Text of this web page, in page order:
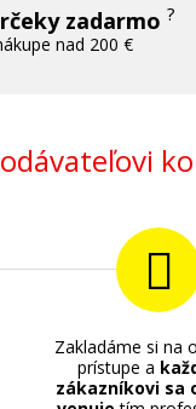
zadarmo?
nad 200 €
Zakladáme si na
prístupe a
zákazníkovi sa